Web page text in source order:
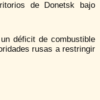
de Donetsk bajo
déficit de combustible
rusas a restringir